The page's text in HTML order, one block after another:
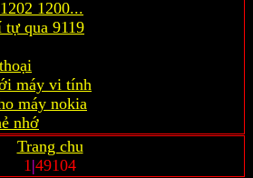
1200...
tự qua 9119
máy vi tính
máy nokia
nhớ
Trang chu
1|49104